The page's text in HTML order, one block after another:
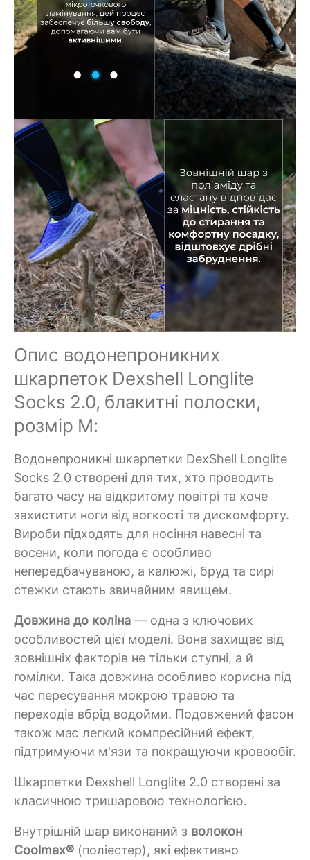
Опис водонепроникних
шкарпеток Dexshell Longlite
Socks 2.0, блакитні полоски,
розмір M:
Водонепроникні шкарпетки DexShell Longlite
Socks 2.0 створені для тих, хто проводить
багато часу на відкритому повітрі та хоче
захистити ноги від вогкості та дискомфорту.
Вироби підходять для носіння навесні та
восени, коли погода є особливо
непередбачуваною, а калюжі, бруд та сирі
стежки стають звичайним явищем.
Довжина до коліна — одна з ключових
особливостей цієї моделі. Вона захищає від
зовнішніх факторів не тільки ступні, а й
гомілки. Така довжина особливо корисна під
час пересування мокрою травою та
переходів вбрід водойми. Подовжений фасон
також має легкий компресійний ефект,
підтримуючи м'язи та покращуючи кровообіг.
Шкарпетки Dexshell Longlite 2.0 створені за
класичною тришаровою технологією.
Внутрішній шар виконаний з волокон
Coolmax® (поліестер), які ефективно